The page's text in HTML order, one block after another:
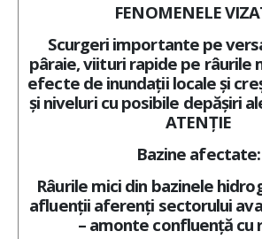
FENOMENELE
Scurgeri importante pe
pâraie, viituri rapide pe râurile
efecte de inundaţii locale şi
şi niveluri cu posibile depăşiri
ATENŢIE
Bazine afectate:
Râurile mici din bazinele
afluenții aferenți sectorului
– amonte confluență cu